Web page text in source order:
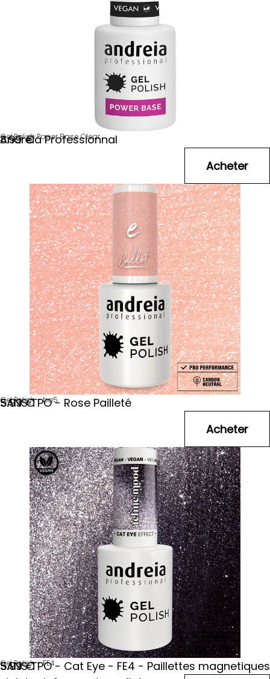
Gel Polish Power Base Clear
Andreia Professionnal
8.99 €
Gel Polish - ba5
SANS TPO - Rose Pailleté
5.99 €
Gel Polish - FE4
SANS TPO - Cat Eye - FE4 - Paillettes magnetiques
5.99 €